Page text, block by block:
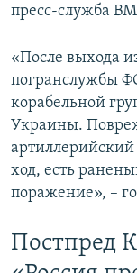
пресс-служба
«После выхода
погранслужбы
корабельной
Украины.
артиллерийский
ход, есть
поражение», –
Постпред